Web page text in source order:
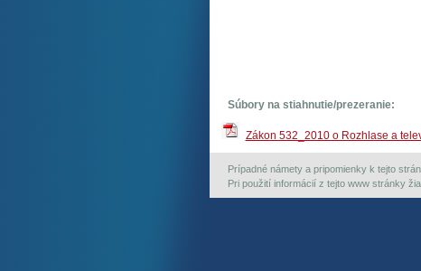
Súbory na stiahnutie/prezeranie:
Zákon 532_2010 o Rozhlase a
Prípadné námety a pripomienky k tejto
Pri použití informácií z tejto www stránky